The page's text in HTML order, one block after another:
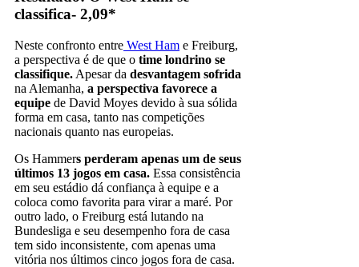
classifica- 2,09*
Neste confronto entre West Ham e Freiburg,
a perspectiva é de que o time londrino se
classifique. Apesar da desvantagem sofrida
na Alemanha, a perspectiva favorece a
equipe de David Moyes devido à sua sólida
forma em casa, tanto nas competições
nacionais quanto nas europeias.
Os Hammers perderam apenas um de seus
últimos 13 jogos em casa. Essa consistência
em seu estádio dá confiança à equipe e a
coloca como favorita para virar a maré. Por
outro lado, o Freiburg está lutando na
Bundesliga e seu desempenho fora de casa
tem sido inconsistente, com apenas uma
vitória nos últimos cinco jogos fora de casa.